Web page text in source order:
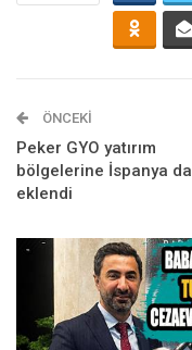
ÖNCEKI
Peker GYO yatırım
bölgelerine İspanya da
eklendi